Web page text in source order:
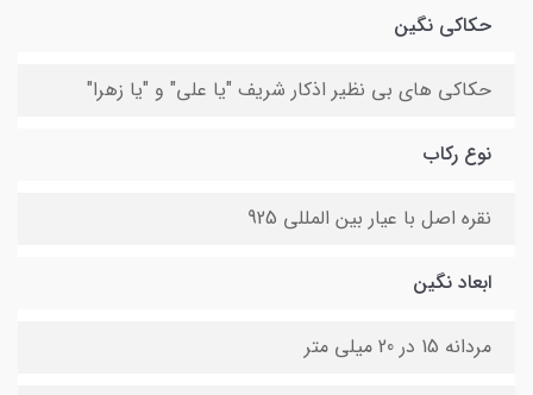
حکاکی نگین
حکاکی های بی نظیر اذکار شریف ″یا علی" و "یا زهرا"
نوع رکاب
نقره اصل با عیار بین المللی 925
ابعاد نگین
مردانه 15 در 20 میلی متر